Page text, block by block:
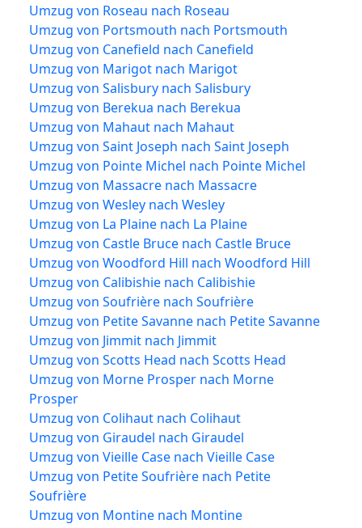
Umzug von Roseau nach Roseau
Umzug von Portsmouth nach Portsmouth
Umzug von Canefield nach Canefield
Umzug von Marigot nach Marigot
Umzug von Salisbury nach Salisbury
Umzug von Berekua nach Berekua
Umzug von Mahaut nach Mahaut
Umzug von Saint Joseph nach Saint Joseph
Umzug von Pointe Michel nach Pointe Michel
Umzug von Massacre nach Massacre
Umzug von Wesley nach Wesley
Umzug von La Plaine nach La Plaine
Umzug von Castle Bruce nach Castle Bruce
Umzug von Woodford Hill nach Woodford Hill
Umzug von Calibishie nach Calibishie
Umzug von Soufrière nach Soufrière
Umzug von Petite Savanne nach Petite Savanne
Umzug von Jimmit nach Jimmit
Umzug von Scotts Head nach Scotts Head
Umzug von Morne Prosper nach Morne
Prosper
Umzug von Colihaut nach Colihaut
Umzug von Giraudel nach Giraudel
Umzug von Vieille Case nach Vieille Case
Umzug von Petite Soufrière nach Petite
Soufrière
Umzug von Montine nach Montine